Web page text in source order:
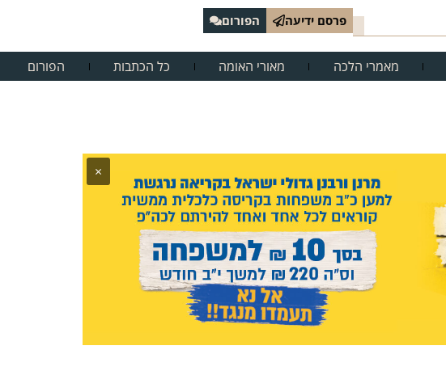
פרסם ידיעה הפורום
מאמרי הלכה מאורי האומה כל הכתבות הפורום
×